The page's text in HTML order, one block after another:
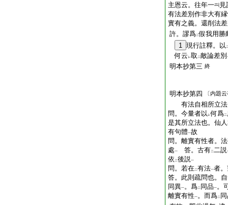
主恩云。往年一
有法差別作非大有
實有之義。還削法
許。謬爲二假我用勝
1 現行註釋。以
何云 レ取 二敵論差別
明本抄第三 終
明本抄第四 〔内題
有法自相所立法
問。今量者以 レ何爲二
是其所立法也。仙
有句體一故
問。離實有性者。
處一 答。古有二二説
依 二後説一
問。若在二有法一者
答。此則疏問也。
同異一。爲二 同品一。
離實有性一。而爲二